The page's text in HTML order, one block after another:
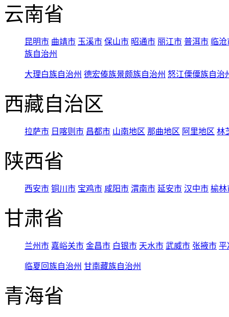
云南省
昆明市 曲靖市 玉溪市 保山市 昭通市 丽江市 普洱市 临
族自治州
大理白族自治州 德宏傣族景颇族自治州 怒江傈僳族自治
西藏自治区
拉萨市 日喀则市 昌都市 山南地区 那曲地区 阿里地区 林
陕西省
西安市 铜川市 宝鸡市 咸阳市 渭南市 延安市 汉中市 榆林
甘肃省
兰州市 嘉峪关市 金昌市 白银市 天水市 武威市 张掖市 平
临夏回族自治州 甘南藏族自治州
青海省